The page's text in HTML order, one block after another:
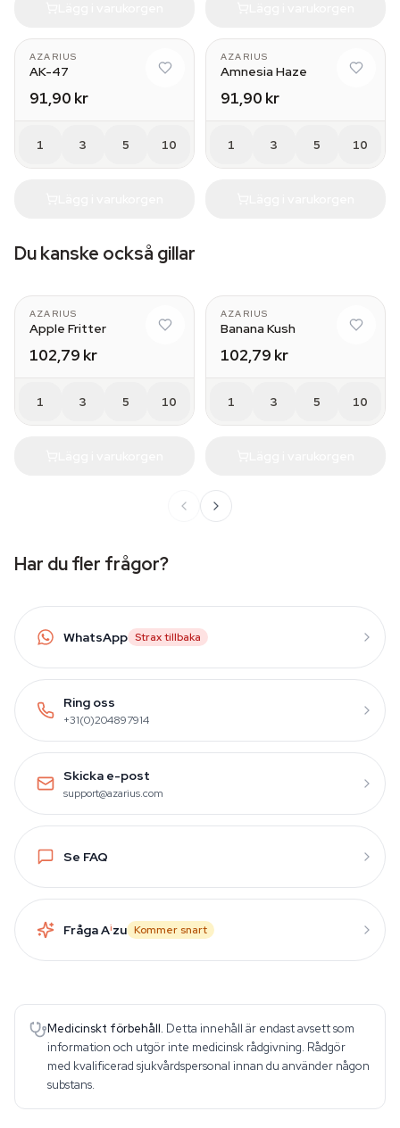
AZARIUS
AK-47
91,90 kr
1 3 5 10
AZARIUS
Amnesia Haze
91,90 kr
1 3 5 10
Du kanske också gillar
AZARIUS
Apple Fritter
102,79 kr
1 3 5 10
AZARIUS
Banana Kush
102,79 kr
1 3 5 10
Har du fler frågor?
WhatsApp Strax tillbaka
Ring oss
+31(0)204897914
Skicka e-post
support@azarius.com
Se FAQ
Fråga Aizu Kommer snart
Medicinskt förbehåll. Detta innehåll är endast avsett som
information och utgör inte medicinsk rådgivning. Rådgör
med kvalificerad sjukvårdspersonal innan du använder någon
substans.